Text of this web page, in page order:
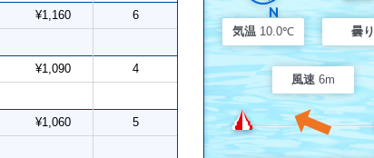
¥1,160 6
¥1,090 4
¥1,060 5
気温 10.0℃ 曇り
風速 6m